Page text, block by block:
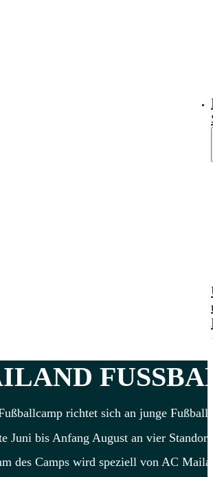
richtet sich an junge
Juni bis Anfang August an vier
des Camps wird speziell von AC